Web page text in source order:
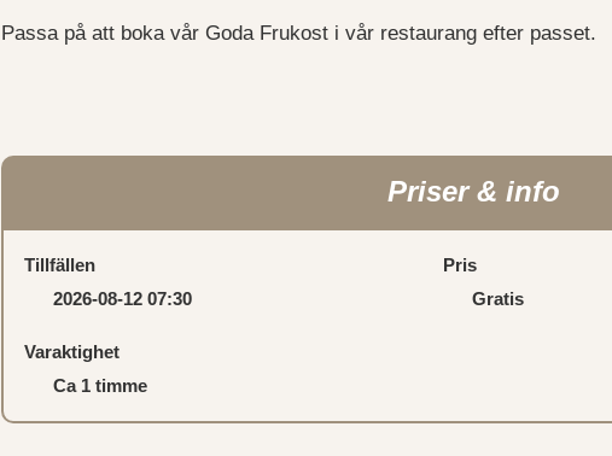
Passa på att boka vår Goda Frukost i vår restaurang efter passet.
Priser & info
Tillfällen
2026-08-12 07:30
Pris
Gratis
Varaktighet
Ca 1 timme